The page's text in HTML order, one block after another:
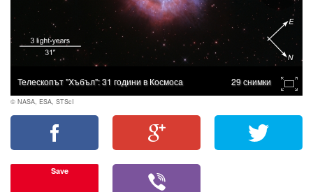
Телескопът "Хъбъл": 31 години в Космоса 29 снимки
© NASA, ESA, STScI
Save